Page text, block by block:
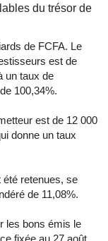
du trésor de
de FCFA. Le
est de
un taux de
100,34%.
est de 12 000
donne un taux
retenues, se
de 11,08%.
les bons émis le
fixée au 27 août